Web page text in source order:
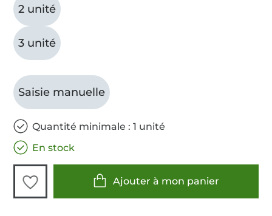
2 unité
3 unité
Saisie manuelle
Quantité minimale : 1 unité
En stock
Ajouter à mon panier